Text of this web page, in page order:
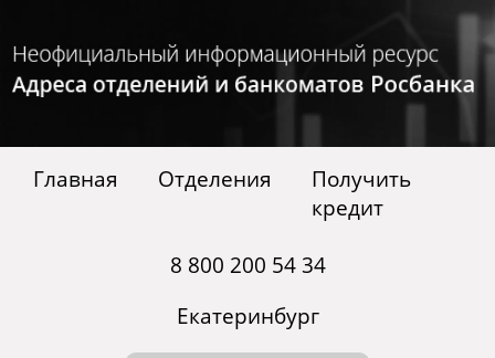
Главная Отделения
Получить
кредит
8 800 200 54 34
Екатеринбург